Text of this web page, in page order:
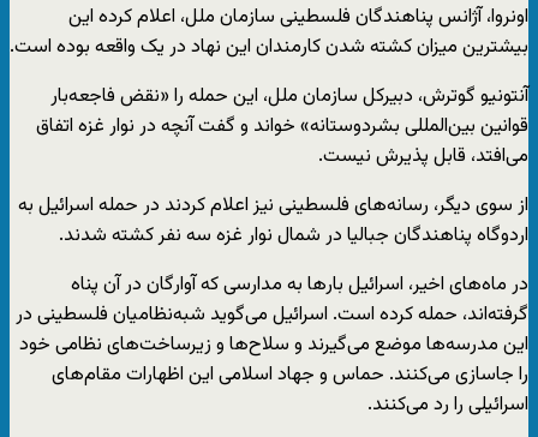
اونروا، آژانس پناهندگان فلسطینی سازمان ملل، اعلام کرده این
بیشترین میزان کشته شدن کارمندان این نهاد در یک واقعه بوده است.
آنتونیو گوترش، دبیرکل سازمان ملل، این حمله را «نقض فاجعه‌بار
قوانین بین‌المللی بشردوستانه» خواند و گفت آنچه در نوار غزه اتفاق
می‌افتد، قابل پذیرش نیست.
از سوی دیگر، رسانه‌های فلسطینی نیز اعلام کردند در حمله اسرائیل به
اردوگاه پناهندگان جبالیا در شمال نوار غزه سه نفر کشته شدند.
در ماه‌های اخیر، اسرائیل بارها به مدارسی که آوارگان در آن پناه
گرفته‌اند، حمله کرده است. اسرائیل می‌گوید شبه‌نظامیان فلسطینی در
این مدرسه‌ها موضع می‌گیرند و سلاح‌ها و زیرساخت‌های نظامی خود
را جاسازی می‌کنند. حماس و جهاد اسلامی این اظهارات مقام‌های
اسرائیلی را رد می‌کنند.